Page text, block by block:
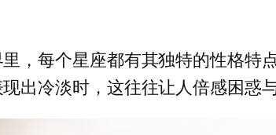
，每个星座都有其独特的性格特
出冷淡时，这往往让人倍感困惑